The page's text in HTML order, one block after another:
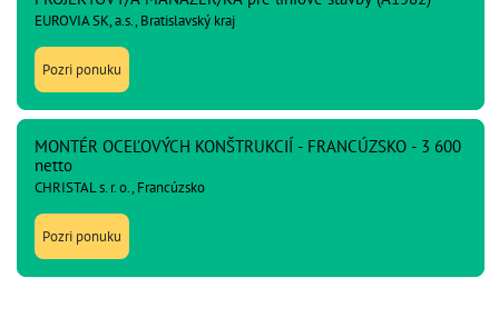
EUROVIA SK, a.s., Bratislavský kraj
Pozri ponuku
MONTÉR OCEĽOVÝCH KONŠTRUKCIÍ - FRANCÚZSKO - 3 600
netto
CHRISTAL s. r. o., Francúzsko
Pozri ponuku